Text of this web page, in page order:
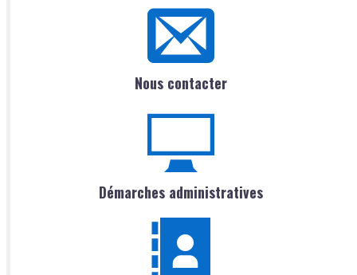
Nous contacter
Démarches administratives